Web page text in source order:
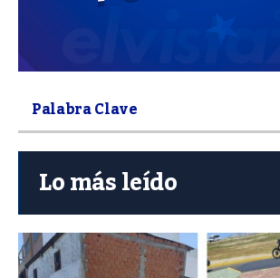
Lo más leído